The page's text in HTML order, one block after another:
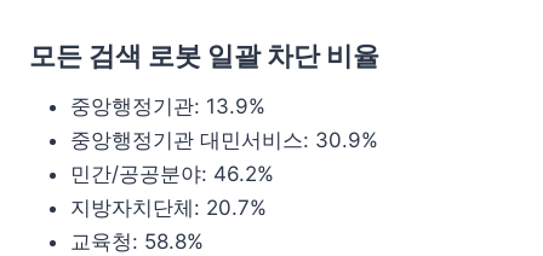
모든 검색 로봇 일괄 차단 비율
중앙행정기관: 13.9%
중앙행정기관 대민서비스: 30.9%
민간/공공분야: 46.2%
지방자치단체: 20.7%
교육청: 58.8%